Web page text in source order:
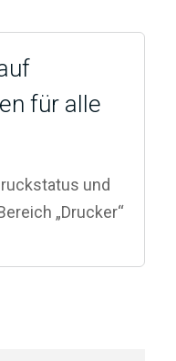
für alle
und
„Drucker“